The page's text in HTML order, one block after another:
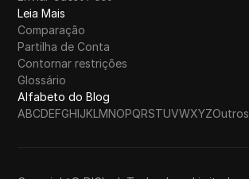
Leia Mais
Comparação
Partilha de Conta
Contornar restrições
Glossário
Alfabeto do Blog
ABCDEFGHIJKLMNOPQRSTUVWXYZOutros